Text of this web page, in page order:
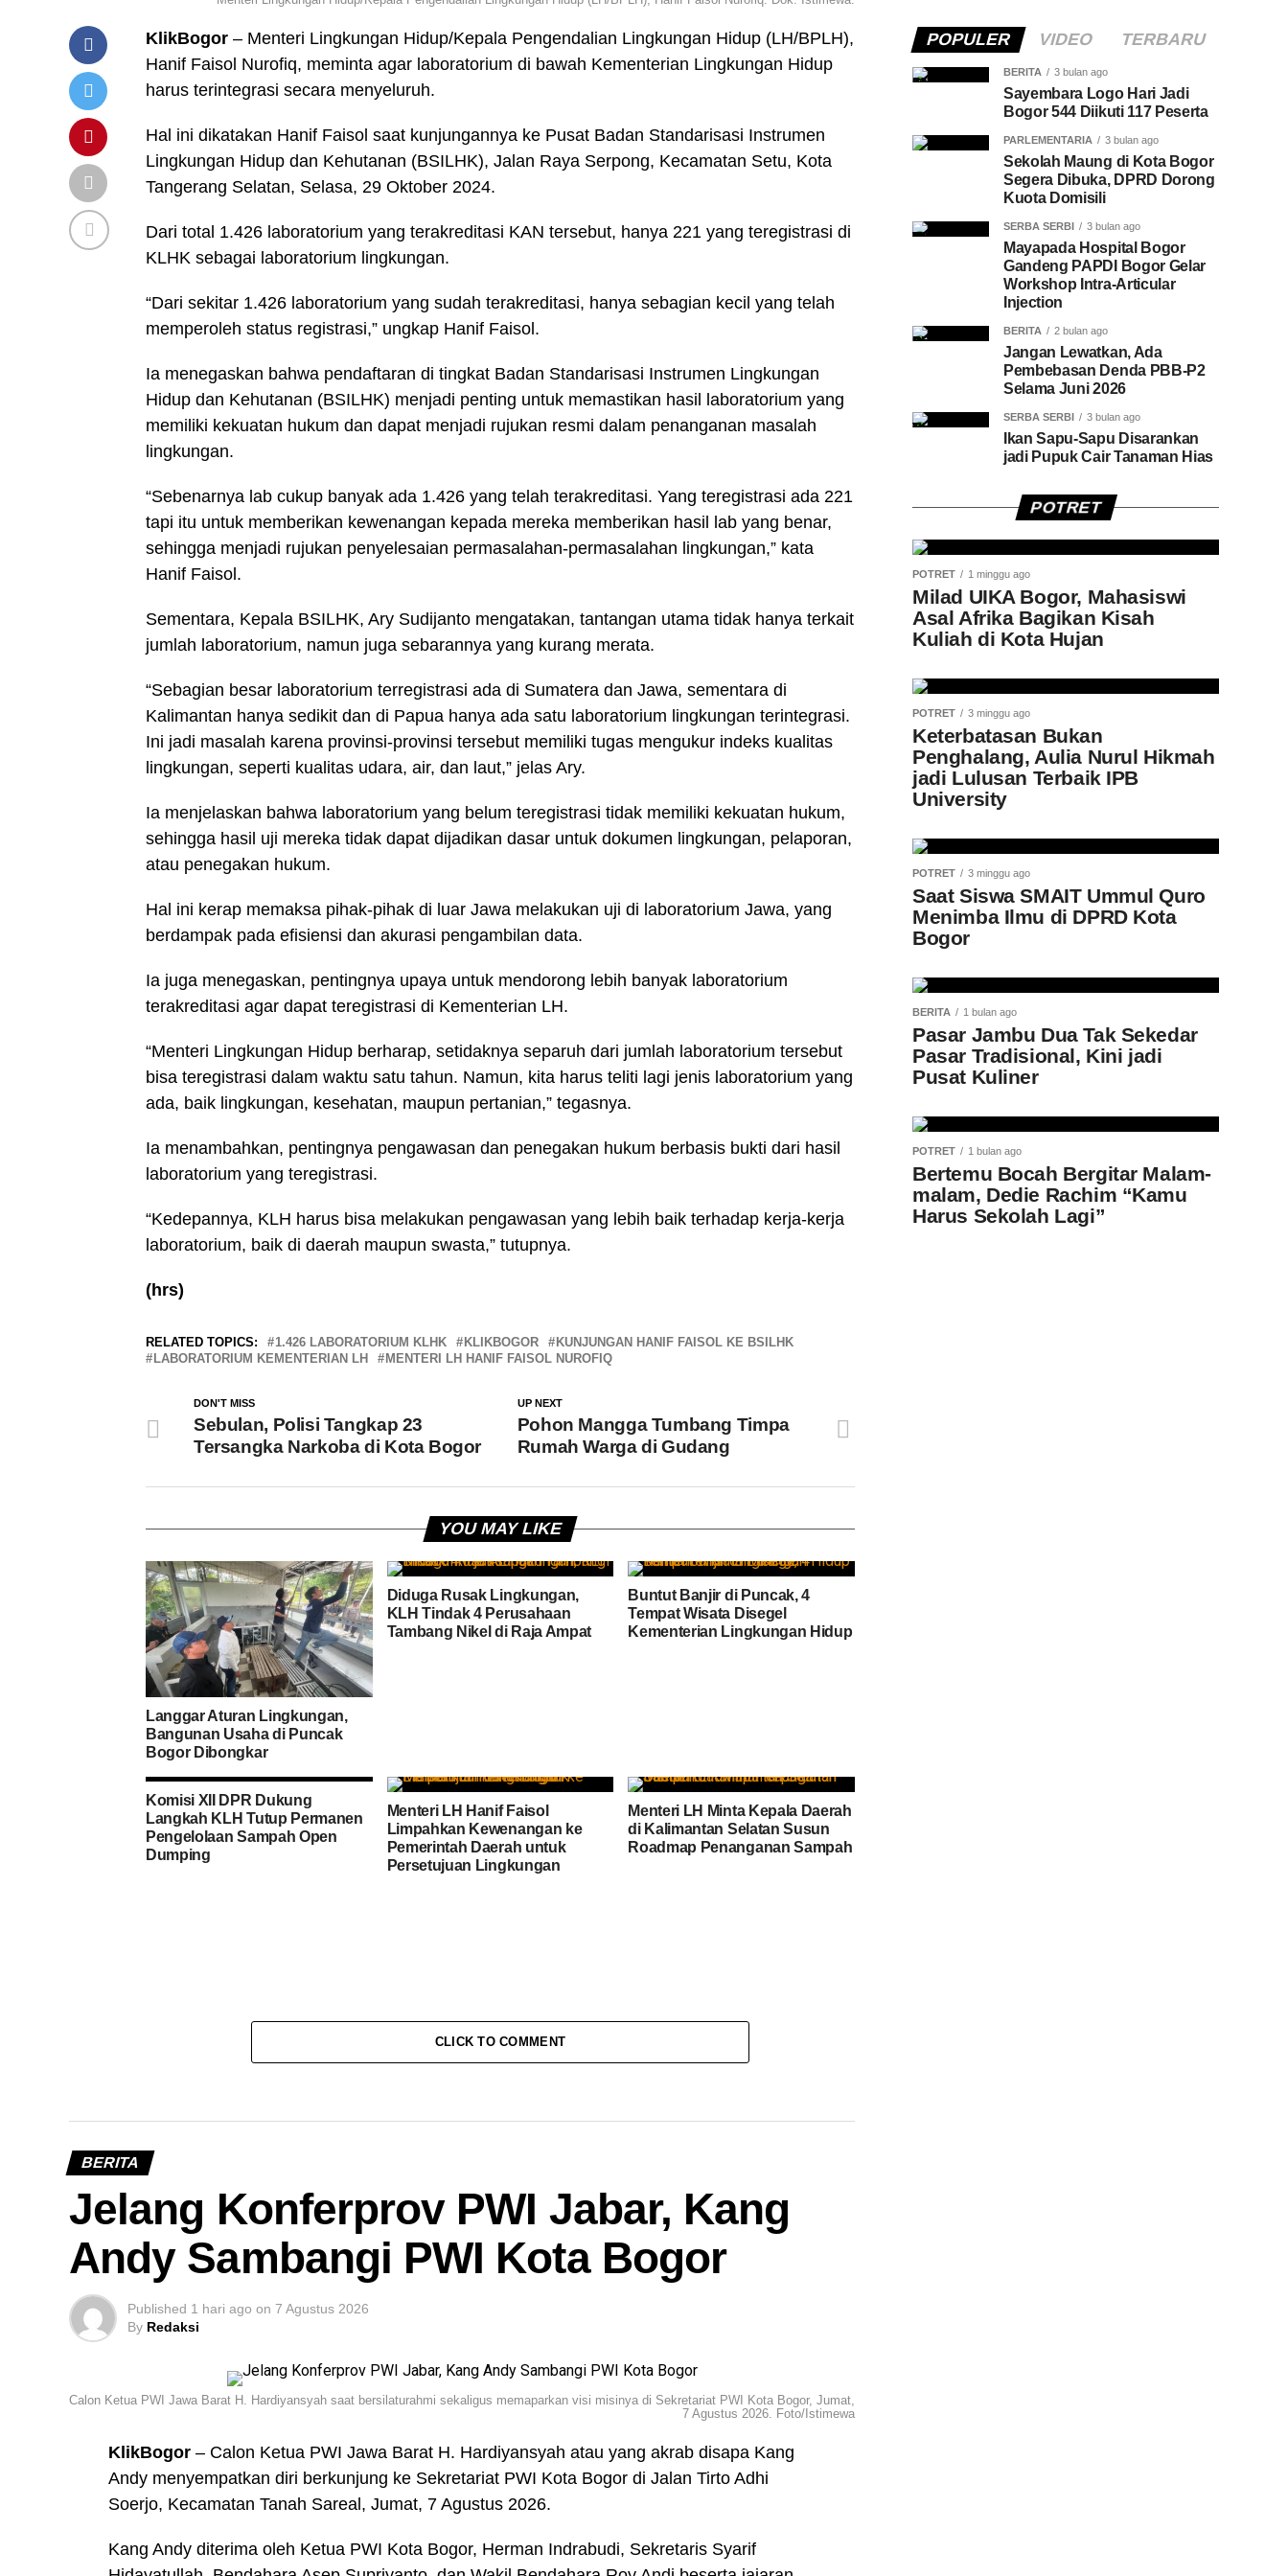
KlikBogor – Menteri Lingkungan Hidup/Kepala Pengendalian Lingkungan Hidup (LH/BPLH),
Hanif Faisol Nurofiq, meminta agar laboratorium di bawah Kementerian Lingkungan Hidup
harus terintegrasi secara menyeluruh.
Hal ini dikatakan Hanif Faisol saat kunjungannya ke Pusat Badan Standarisasi Instrumen
Lingkungan Hidup dan Kehutanan (BSILHK), Jalan Raya Serpong, Kecamatan Setu, Kota
Tangerang Selatan, Selasa, 29 Oktober 2024.
Dari total 1.426 laboratorium yang terakreditasi KAN tersebut, hanya 221 yang teregistrasi di
KLHK sebagai laboratorium lingkungan.
“Dari sekitar 1.426 laboratorium yang sudah terakreditasi, hanya sebagian kecil yang telah
memperoleh status registrasi,” ungkap Hanif Faisol.
Ia menegaskan bahwa pendaftaran di tingkat Badan Standarisasi Instrumen Lingkungan
Hidup dan Kehutanan (BSILHK) menjadi penting untuk memastikan hasil laboratorium yang
memiliki kekuatan hukum dan dapat menjadi rujukan resmi dalam penanganan masalah
lingkungan.
“Sebenarnya lab cukup banyak ada 1.426 yang telah terakreditasi. Yang teregistrasi ada 221
tapi itu untuk memberikan kewenangan kepada mereka memberikan hasil lab yang benar,
sehingga menjadi rujukan penyelesaian permasalahan-permasalahan lingkungan,” kata
Hanif Faisol.
Sementara, Kepala BSILHK, Ary Sudijanto mengatakan, tantangan utama tidak hanya terkait
jumlah laboratorium, namun juga sebarannya yang kurang merata.
“Sebagian besar laboratorium terregistrasi ada di Sumatera dan Jawa, sementara di
Kalimantan hanya sedikit dan di Papua hanya ada satu laboratorium lingkungan terintegrasi.
Ini jadi masalah karena provinsi-provinsi tersebut memiliki tugas mengukur indeks kualitas
lingkungan, seperti kualitas udara, air, dan laut,” jelas Ary.
Ia menjelaskan bahwa laboratorium yang belum teregistrasi tidak memiliki kekuatan hukum,
sehingga hasil uji mereka tidak dapat dijadikan dasar untuk dokumen lingkungan, pelaporan,
atau penegakan hukum.
Hal ini kerap memaksa pihak-pihak di luar Jawa melakukan uji di laboratorium Jawa, yang
berdampak pada efisiensi dan akurasi pengambilan data.
Ia juga menegaskan, pentingnya upaya untuk mendorong lebih banyak laboratorium
terakreditasi agar dapat teregistrasi di Kementerian LH.
“Menteri Lingkungan Hidup berharap, setidaknya separuh dari jumlah laboratorium tersebut
bisa teregistrasi dalam waktu satu tahun. Namun, kita harus teliti lagi jenis laboratorium yang
ada, baik lingkungan, kesehatan, maupun pertanian,” tegasnya.
Ia menambahkan, pentingnya pengawasan dan penegakan hukum berbasis bukti dari hasil
laboratorium yang teregistrasi.
“Kedepannya, KLH harus bisa melakukan pengawasan yang lebih baik terhadap kerja-kerja
laboratorium, baik di daerah maupun swasta,” tutupnya.
(hrs)
RELATED TOPICS: 1.426 LABORATORIUM KLHK KLIKBOGOR
KUNJUNGAN HANIF FAISOL KE BSILHK
LABORATORIUM KEMENTERIAN LH
MENTERI LH HANIF FAISOL NUROFIQ
UP NEXT
Pohon Mangga Tumbang Timpa
Rumah Warga di Gudang
DON'T MISS
Sebulan, Polisi Tangkap 23
Tersangka Narkoba di Kota Bogor
YOU MAY LIKE
Langgar Aturan Lingkungan,
Bangunan Usaha di Puncak
Bogor Dibongkar
Diduga Rusak Lingkungan,
KLH Tindak 4 Perusahaan
Tambang Nikel di Raja Ampat
Buntut Banjir di Puncak, 4
Tempat Wisata Disegel
Kementerian Lingkungan Hidup
Komisi XII DPR Dukung
Langkah KLH Tutup Permanen
Pengelolaan Sampah Open
Dumping
Menteri LH Hanif Faisol
Limpahkan Kewenangan ke
Pemerintah Daerah untuk
Persetujuan Lingkungan
Menteri LH Minta Kepala Daerah
di Kalimantan Selatan Susun
Roadmap Penanganan Sampah
CLICK TO COMMENT
BERITA
Jelang Konferprov PWI Jabar, Kang
Andy Sambangi PWI Kota Bogor
Published 1 hari ago on 7 Agustus 2026
By Redaksi
Calon Ketua PWI Jawa Barat H. Hardiyansyah saat bersilaturahmi sekaligus memaparkan visi misinya di Sekretariat PWI Kota Bogor, Jumat,
7 Agustus 2026. Foto/Istimewa
KlikBogor – Calon Ketua PWI Jawa Barat H. Hardiyansyah atau yang akrab disapa Kang
Andy menyempatkan diri berkunjung ke Sekretariat PWI Kota Bogor di Jalan Tirto Adhi
Soerjo, Kecamatan Tanah Sareal, Jumat, 7 Agustus 2026.
Kang Andy diterima oleh Ketua PWI Kota Bogor, Herman Indrabudi, Sekretaris Syarif
POPULER VIDEO TERBARU
BERITA 3 bulan ago
Sayembara Logo Hari Jadi
Bogor 544 Diikuti 117 Peserta
PARLEMENTARIA 3 bulan ago
Sekolah Maung di Kota Bogor
Segera Dibuka, DPRD Dorong
Kuota Domisili
SERBA SERBI 3 bulan ago
Mayapada Hospital Bogor
Gandeng PAPDI Bogor Gelar
Workshop Intra-Articular
Injection
BERITA 2 bulan ago
Jangan Lewatkan, Ada
Pembebasan Denda PBB-P2
Selama Juni 2026
SERBA SERBI 3 bulan ago
Ikan Sapu-Sapu Disarankan
jadi Pupuk Cair Tanaman Hias
POTRET
POTRET 1 minggu ago
Milad UIKA Bogor, Mahasiswi
Asal Afrika Bagikan Kisah
Kuliah di Kota Hujan
POTRET 3 minggu ago
Keterbatasan Bukan
Penghalang, Aulia Nurul Hikmah
jadi Lulusan Terbaik IPB
University
POTRET 3 minggu ago
Saat Siswa SMAIT Ummul Quro
Menimba Ilmu di DPRD Kota
Bogor
BERITA 1 bulan ago
Pasar Jambu Dua Tak Sekedar
Pasar Tradisional, Kini jadi
Pusat Kuliner
POTRET 1 bulan ago
Bertemu Bocah Bergitar Malam-
malam, Dedie Rachim “Kamu
Harus Sekolah Lagi”